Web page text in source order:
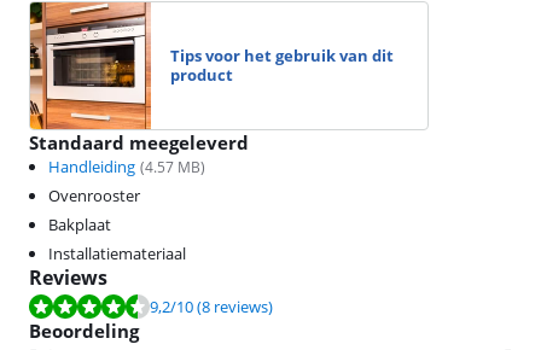
Tips voor het gebruik van dit
product
Standaard meegeleverd
Handleiding (4.57 MB)
Ovenrooster
Bakplaat
Installatiemateriaal
Reviews
Beoordeling is 9,2 van de 10, gebaseerd op 8 reviews.
9,2/10(8 reviews)
Beoordeling